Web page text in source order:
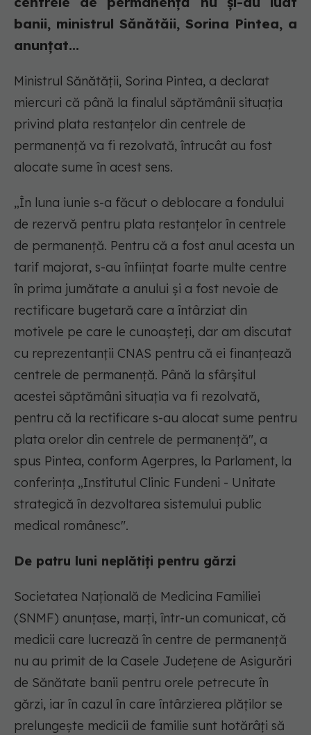
banii, ministrul Sănătăii, Sorina Pintea, a
anunțat...
Ministrul Sănătăţii, Sorina Pintea, a declarat
miercuri că până la finalul săptămânii situaţia
privind plata restanţelor din centrele de
permanenţă va fi rezolvată, întrucât au fost
alocate sume în acest sens.
„În luna iunie s-a făcut o deblocare a fondului
de rezervă pentru plata restanţelor în centrele
de permanenţă. Pentru că a fost anul acesta un
tarif majorat, s-au înfiinţat foarte multe centre
în prima jumătate a anului şi a fost nevoie de
rectificare bugetară care a întârziat din
motivele pe care le cunoaşteţi, dar am discutat
cu reprezentanţii CNAS pentru că ei finanţează
centrele de permanenţă. Până la sfârşitul
acestei săptămâni situaţia va fi rezolvată,
pentru că la rectificare s-au alocat sume pentru
plata orelor din centrele de permanenţă", a
spus Pintea, conform Agerpres, la Parlament, la
conferința „Institutul Clinic Fundeni - Unitate
strategică în dezvoltarea sistemului public
medical românesc".
De patru luni neplătiți pentru gărzi
Societatea Naţională de Medicina Familiei
(SNMF) anunțase, marți, într-un comunicat, că
medicii care lucrează în centre de permanenţă
nu au primit de la Casele Judeţene de Asigurări
de Sănătate banii pentru orele petrecute în
gărzi, iar în cazul în care întârzierea plăţilor se
prelungeşte medicii de familie sunt hotărâţi să